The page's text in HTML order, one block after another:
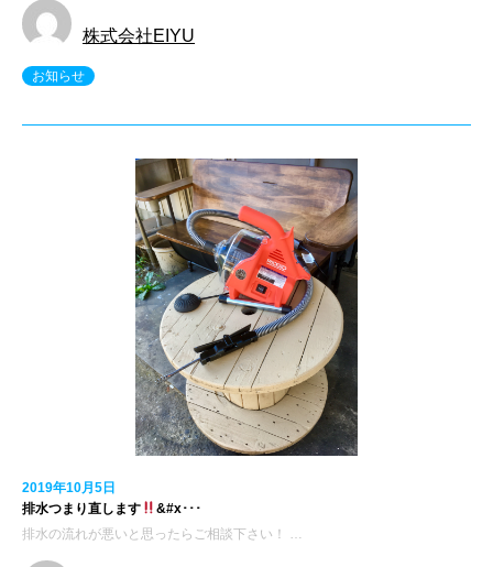
株式会社EIYU
お知らせ
2019年10月5日
排水つまり直します
&#x･･･
排水の流れが悪いと思ったらご相談下さい！ …